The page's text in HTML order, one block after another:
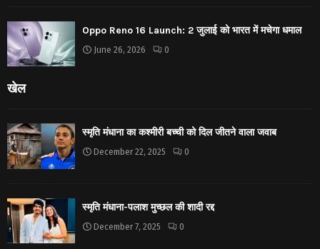
Oppo Reno 16 Launch: 2 जुलाई को भारत में मचेगा धमाल
June 26, 2026 0
खेल
स्मृति मंधाना का कश्मीरी बच्ची को दिल जीतने वाला जवाब
December 22, 2025 0
स्मृति मंधाना-पलाश मुच्छल की शादी रद्द
December 7, 2025 0